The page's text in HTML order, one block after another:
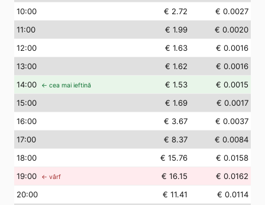
10:00 € 2.72
€ 0.0027
11:00 € 1.99
€ 0.0020
12:00 € 1.63
€ 0.0016
13:00 € 1.62
€ 0.0016
14:00 ← cea mai ieftină € 1.53
€ 0.0015
15:00 € 1.69
€ 0.0017
16:00 € 3.67
€ 0.0037
17:00 € 8.37
€ 0.0084
18:00 € 15.76
€ 0.0158
19:00 ← vârf € 16.15
€ 0.0162
20:00 € 11.41
€ 0.0114